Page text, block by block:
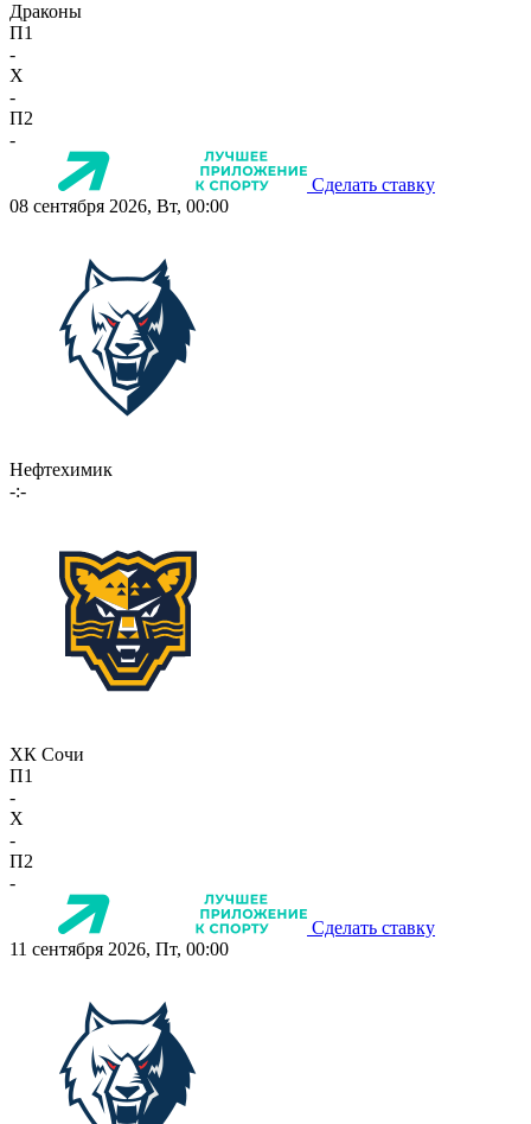
Драконы
П1
-
X
-
П2
-
Сделать ставку
08 сентября 2026, Вт, 00:00
Нефтехимик
-:-
ХК Сочи
П1
-
X
-
П2
-
Сделать ставку
11 сентября 2026, Пт, 00:00